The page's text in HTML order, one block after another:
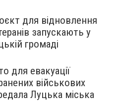
для відновлення
запускають у
громаді
для евакуації
військових
Луцька міська